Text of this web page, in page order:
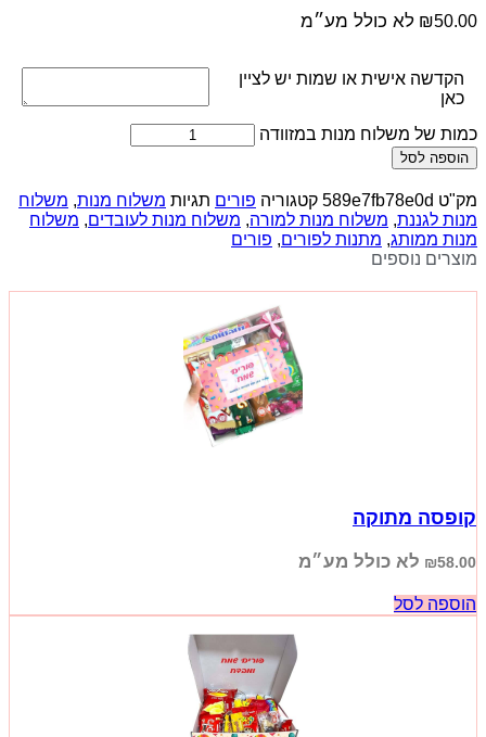
₪50.00 לא כולל מע״מ
הקדשה אישית או שמות יש לציין
כאן
כמות של משלוח מנות במזוודה
הוספה לסל
מק"ט 589e7fb78e0d קטגוריה פורים תגיות משלוח מנות, משלוח
מנות לגננת, משלוח מנות למורה, משלוח מנות לעובדים, משלוח
מנות ממותג, מתנות לפורים, פורים
מוצרים נוספים
קופסה מתוקה
₪58.00 לא כולל מע״מ
הוספה לסל